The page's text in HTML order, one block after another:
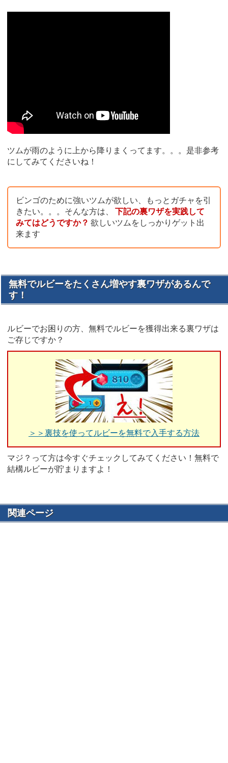
ツムが雨のように上から降りまくってます。。。是非参考
にしてみてくださいね！
ビンゴのために強いツムが欲しい、もっとガチャを引
きたい。。。そんな方は、
下記の裏ワザを実践して
みてはどうですか？ 欲しいツムをしっかりゲット出
来ます
無料でルビーをたくさん増やす裏ワザがあるんで
す！
ルビーでお困りの方、無料でルビーを獲得出来る裏ワザは
ご存じですか？
＞＞裏技を使ってルビーを無料で入手する方法
マジ？って方は今すぐチェックしてみてください！無料で
結構ルビーが貯まりますよ！
関連ページ